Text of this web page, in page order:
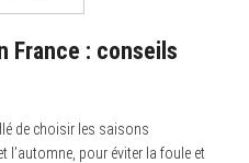
France : conseils
de choisir les saisons
l’automne, pour éviter la foule et